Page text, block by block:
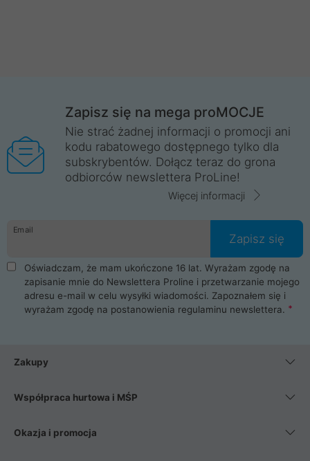
Zapisz się na mega proMOCJE
Nie strać żadnej informacji o promocji ani
kodu rabatowego dostępnego tylko dla
subskrybentów. Dołącz teraz do grona
odbiorców newslettera ProLine!
Więcej informacji
Email
Zapisz się
Oświadczam, że mam ukończone 16 lat. Wyrażam zgodę na
zapisanie mnie do Newslettera Proline i przetwarzanie mojego
adresu e-mail w celu wysyłki wiadomości. Zapoznałem się i
wyrażam zgodę na postanowienia regulaminu newslettera.
Zakupy
Współpraca hurtowa i MŚP
Okazja i promocja